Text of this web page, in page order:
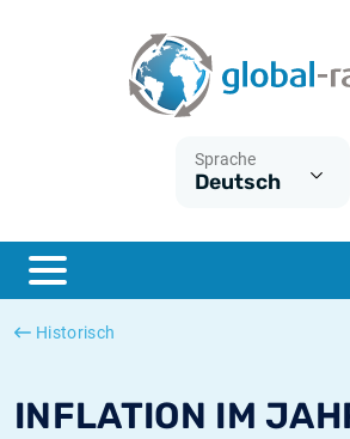
Sprache
Deutsch
Historisch
INFLATION IM
ESTER
SONIA
Was ist die VPI-Inflation?
Was ist die HVPI-Inflation?
Deutsche inflation
Europäische inflation
Historische Euribor-Sätze
Historische ESTER-Sätze
Historische SOFR-Sätze
Historische SONIA-Sätze
Inflationsrechner